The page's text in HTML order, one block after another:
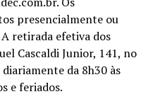
presencialmente ou
retirada efetiva dos
Cascaldi Junior, 141, no
da 8h30 às
e feriados.